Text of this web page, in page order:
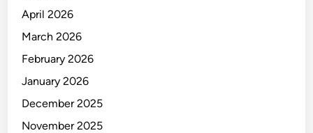
April 2026
March 2026
February 2026
January 2026
December 2025
November 2025